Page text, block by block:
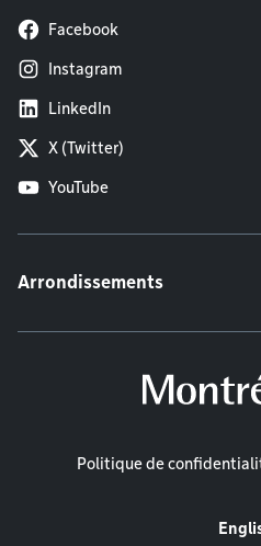
Facebook
Instagram
LinkedIn
X (Twitter)
YouTube
Arrondissements
Mentions légales
Politique de